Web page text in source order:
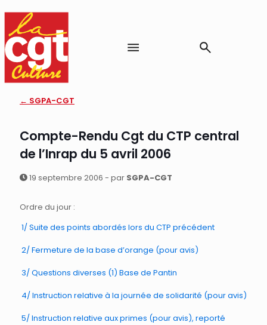
← SGPA-CGT
Compte-Rendu Cgt du CTP central
de l’Inrap du 5 avril 2006
19 septembre 2006 - par SGPA-CGT
Ordre du jour :
1/ Suite des points abordés lors du CTP précédent
2/ Fermeture de la base d’orange (pour avis)
3/ Questions diverses (1) Base de Pantin
4/ Instruction relative à la journée de solidarité (pour avis)
5/ Instruction relative aux primes (pour avis), reporté